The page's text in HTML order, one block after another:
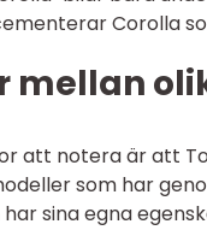
Corolla
mellan
att notera är att
som har
sina egna